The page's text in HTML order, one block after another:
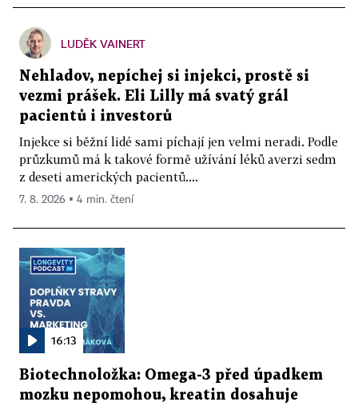
LUDĚK VAINERT
Nehladov, nepíchej si injekci, prostě si
vezmi prášek. Eli Lilly má svatý grál
pacientů i investorů
Injekce si běžní lidé sami píchají jen velmi neradi. Podle
průzkumů má k takové formě užívání léků averzi sedm
z deseti amerických pacientů....
7. 8. 2026 ▪ 4 min. čtení
16:13
Biotechnoložka: Omega-3 před úpadkem
mozku nepomohou, kreatin dosahuje